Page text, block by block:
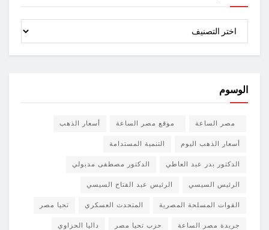
الوسوم
مصر الساعة موقع مصر الساعة أسعار الذهب
أسعار الذهب اليوم التنمية المستدامة
الدكتور بدر عبد العاطي الدكتور مصطفى مدبولي
الرئيس السيسي الرئيس عبد الفتاح السيسي
القوات المسلحة المصرية المتحدث العسكري تحيا مصر
جريدة مصر الساعة حزب تحيا مصر داليا الحزاوي